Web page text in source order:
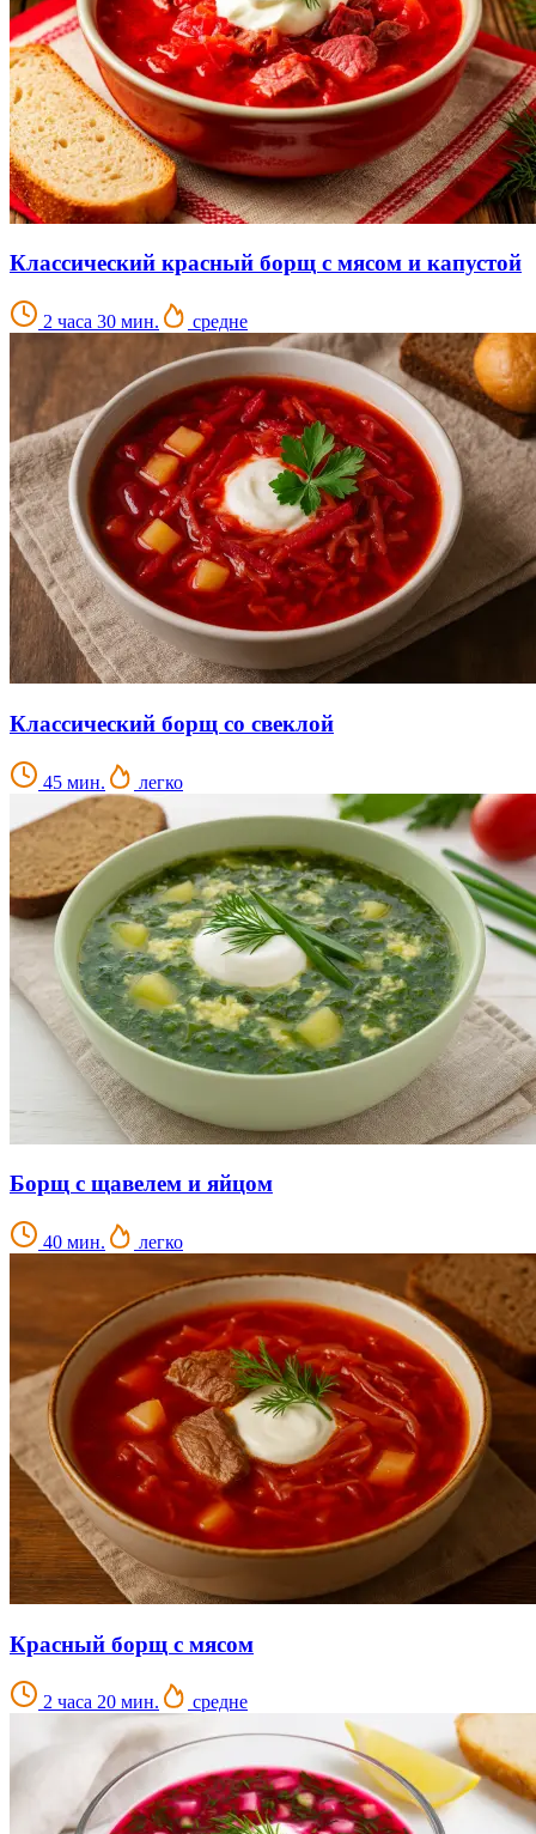
Классический красный борщ с мясом и капустой
2 часа 30 мин. средне
Классический борщ со свеклой
45 мин. легко
Борщ с щавелем и яйцом
40 мин. легко
Красный борщ с мясом
2 часа 20 мин. средне